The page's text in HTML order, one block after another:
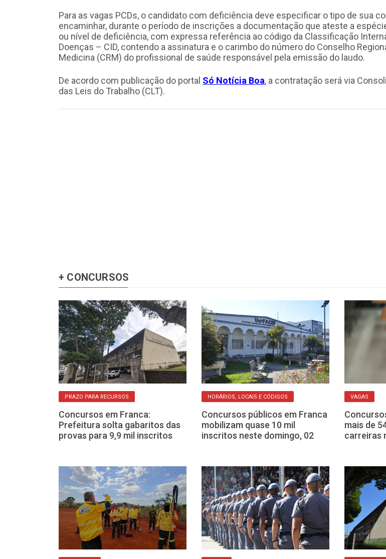
Para as vagas PCDs, o candidato com deficiência deve especificar o tipo de sua
encaminhar, durante o período de inscrições a documentação que ateste a
ou nível de deficiência, com expressa referência ao código da Classificação
Doenças – CID, contendo a assinatura e o carimbo do número do Conselho
Medicina (CRM) do profissional de saúde responsável pela emissão do laudo.
De acordo com publicação do portal Só Notícia Boa, a contratação será via
das Leis do Trabalho (CLT).
+ CONCURSOS
PRAZO PARA RECURSOS
Concursos em Franca:
Prefeitura solta gabaritos das
provas para 9,9 mil inscritos
HORÁRIOS, LOCAIS E CÓDIGOS
Concursos públicos em Franca
mobilizam quase 10 mil
inscritos neste domingo, 02
VAGAS
mais de
carreiras